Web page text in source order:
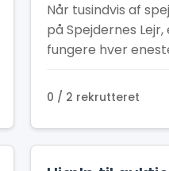
Når tusindvis af
på Spejdernes
fungere hver
velfungerende
afgørende for, at
være et trygt og
0 / 2 rekrutteret